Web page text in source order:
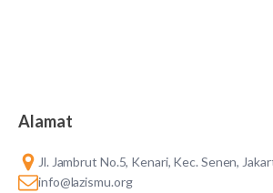
Alamat
Jl. Jambrut No.5, Kenari, Kec. Senen,
info@lazismu.org